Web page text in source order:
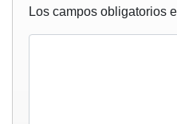
Los campos obligatorios